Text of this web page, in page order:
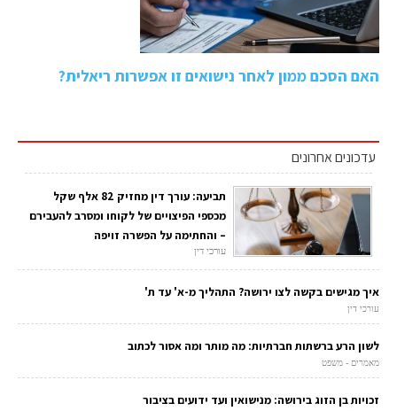
האם הסכם ממון לאחר נישואים זו אפשרות ריאלית?
עדכונים אחרונים
תביעה: עורך דין מחזיק 82 אלף שקל
מכספי הפיצויים של לקוחו ומסרב להעבירם
– והחתימה על הפשרה זויפה
עורכי דין
איך מגישים בקשה לצו ירושה? התהליך מ-א' עד ת'
עורכי דין
לשון הרע ברשתות חברתיות: מה מותר ומה אסור לכתוב
מאמרים - משפט
זכויות בן הזוג בירושה: מנישואין ועד ידועים בציבור